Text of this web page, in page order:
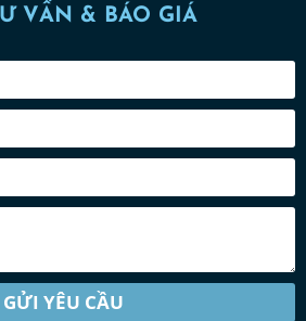
VẤN & BÁO GIÁ
GỬI YÊU CẦU